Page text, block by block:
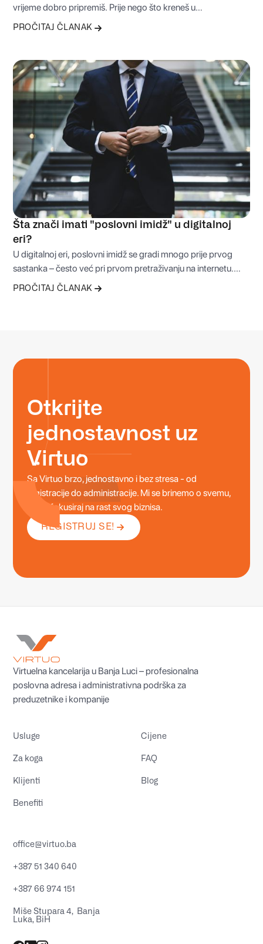
vrijeme dobro pripremiš. Prije nego što kreneš u
administrativni proces, važno je znati koje odluke moraš
donijeti i koje informacije imati spremne. U nastavku
i nepotreban stres prije osnivanja firme.
PROČITAJ ČLANAK
Šta znači imati "poslovni imidž" u digitalnoj
eri?
U digitalnoj eri, poslovni imidž se gradi mnogo prije prvog
sastanka – često već pri prvom pretraživanju na internetu.
Način na koji je vaša firma predstavljena online može odlučiti
PROČITAJ ČLANAK
Otkrijte
jednostavnost uz
Virtuo
Sa Virtuo brzo, jednostavno i bez stresa - od
registracije do administracije. Mi se brinemo o svemu,
a ti se fokusiraj na rast svog biznisa.
REGISTRUJ SE!
Virtuelna kancelarija u Banja Luci – profesionalna
poslovna adresa i administrativna podrška za
preduzetnike i kompanije
Usluge
Za koga
Klijenti
Benefiti
Cijene
FAQ
Blog
office@virtuo.ba
+387 51 340 640
+387 66 974 151
Miše Stupara 4, Banja
Luka, BiH